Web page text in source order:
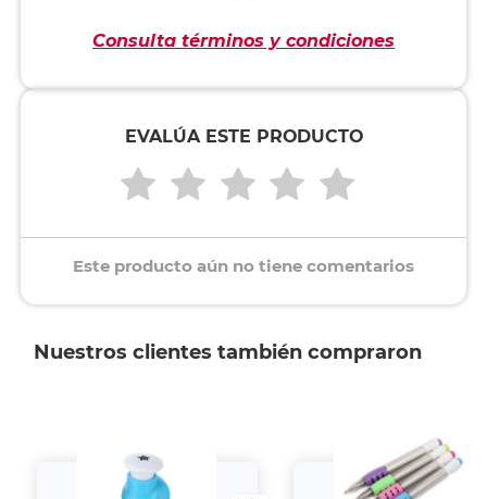
Consulta términos y condiciones
EVALÚA ESTE PRODUCTO
Este producto aún no tiene comentarios
Nuestros clientes también compraron